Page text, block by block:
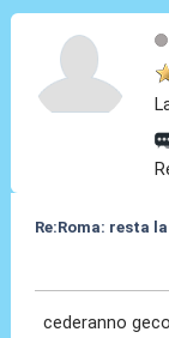
Re:Roma: resta
cederanno